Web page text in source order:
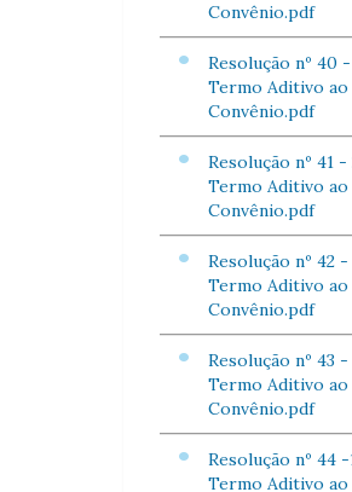
Convênio.pdf
Resolução nº 40 -
Termo Aditivo ao
Convênio.pdf
Resolução nº 41 -
Termo Aditivo ao
Convênio.pdf
Resolução nº 42 -
Termo Aditivo ao
Convênio.pdf
Resolução nº 43 -
Termo Aditivo ao
Convênio.pdf
Resolução nº 44 -
Termo Aditivo ao